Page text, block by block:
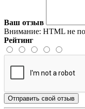
Ваш отзыв
Внимание: HTML не
Рейтинг
Отправить свой отзыв